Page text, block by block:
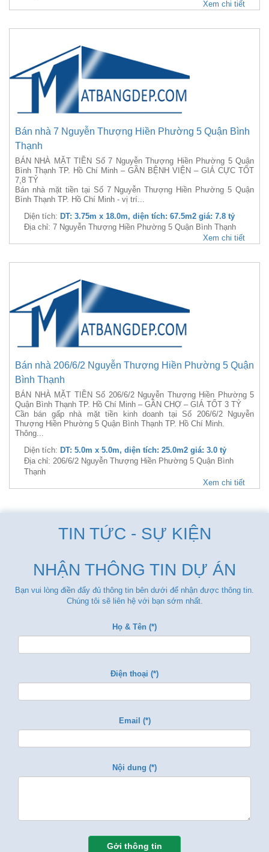
Xem chi tiết
Bán nhà 7 Nguyễn Thượng Hiền Phường 5 Quận Bình
Thạnh
BÁN NHÀ MẶT TIỀN Số 7 Nguyễn Thượng Hiền Phường 5 Quận
Bình Thạnh TP. Hồ Chí Minh – GẦN BỆNH VIỆN – GIÁ CỰC TỐT
7,8 TỶ
Bán nhà mặt tiền tại Số 7 Nguyễn Thượng Hiền Phường 5 Quận
Bình Thạnh TP. Hồ Chí Minh - vị trí...
Diện tích: DT: 3.75m x 18.0m, diện tích: 67.5m2 giá: 7.8 tỷ
Địa chỉ: 7 Nguyễn Thượng Hiền Phường 5 Quận Bình Thạnh
Xem chi tiết
Bán nhà 206/6/2 Nguyễn Thượng Hiền Phường 5 Quận
Bình Thạnh
BÁN NHÀ MẶT TIỀN Số 206/6/2 Nguyễn Thượng Hiền Phường 5
Quận Bình Thạnh TP. Hồ Chí Minh – GẦN CHỢ – GIÁ TỐT 3 TỶ
Cần bán gấp nhà mặt tiền kinh doanh tại Số 206/6/2 Nguyễn
Thượng Hiền Phường 5 Quận Bình Thạnh TP. Hồ Chí Minh.
Thông...
Diện tích: DT: 5.0m x 5.0m, diện tích: 25.0m2 giá: 3.0 tỷ
Địa chỉ: 206/6/2 Nguyễn Thượng Hiền Phường 5 Quận Bình
Thạnh
Xem chi tiết
TIN TỨC - SỰ KIỆN
NHẬN THÔNG TIN DỰ ÁN
Bạn vui lòng điền đẩy đủ thông tin bên dưới để nhận được thông tin.
Chúng tôi sẽ liên hệ với bạn sớm nhất.
Họ & Tên (*)
Điện thoại (*)
Email (*)
Nội dung (*)
Gởi thông tin